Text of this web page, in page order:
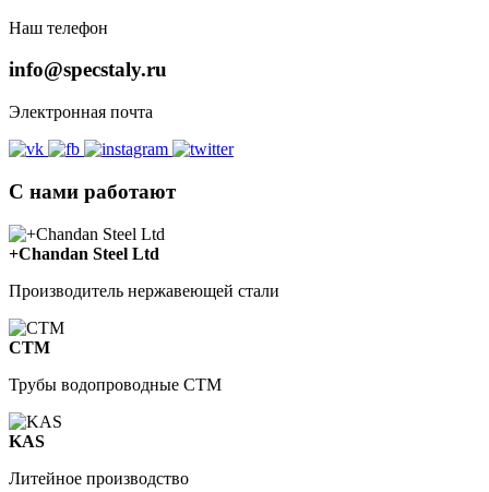
Наш телефон
info@specstaly.ru
Электронная почта
С нами работают
+Chandan Steel Ltd
Производитель нержавеющей стали
СТМ
Трубы водопроводные СТМ
KAS
Литейное производство